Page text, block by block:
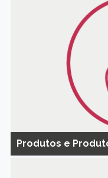
Produtos e